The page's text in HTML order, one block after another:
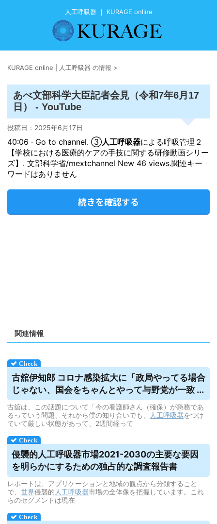
人工呼吸器 ｜ KURAGE online
KURAGE online | 人工呼吸器 の情報 >
あべ文部科学大臣記者会見（令和7年6月17
日） - YouTube
投稿日： 2025年6月17日
40:06 · Go to channel. ③人工呼吸器による呼吸管理２
【学校における医療的ケアの手技に関する研修動画シリー
ズ】. 文部科学省/mextchannel New 46 views.関連キー
ワードはありません
続きを確認する
関連情報
古舘伊知郎 コロナ感染拡大に「政局やってる場合
じゃない、国会をちゃんとやって与野党が一致 ...
古舘は、この話題について「今の看護師さん（確保）が急務であ
るっていう問題、それから僕の知り合いでも、
人工呼吸器をつけ
ていて厳しい状態があって、2週間経って
侵襲的人工呼吸器市場2021-2030の主要な要因
を明らかにするための独占的な調査報告書
レポートは、アプリケーションと地域の観点から分類すること
で、 世界侵襲的 人工呼吸器市場の全体像を把握しています。これ
らのセグメントは現在